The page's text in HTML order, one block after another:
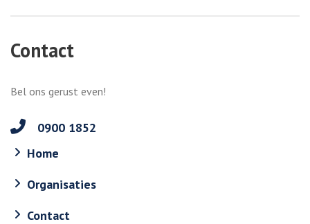
Contact
Bel ons gerust even!
0900 1852
Home
Organisaties
Contact